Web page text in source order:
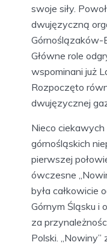
swoje siły.
dwujęzyczną
Górnoślązaków-
Główne role
wspominani już
Rozpoczęto
dwujęzycznej
Nieco
górnośląskich
pierwszej
ówczesne
była całkowicie
Górnym Śląsku i
za
Polski.